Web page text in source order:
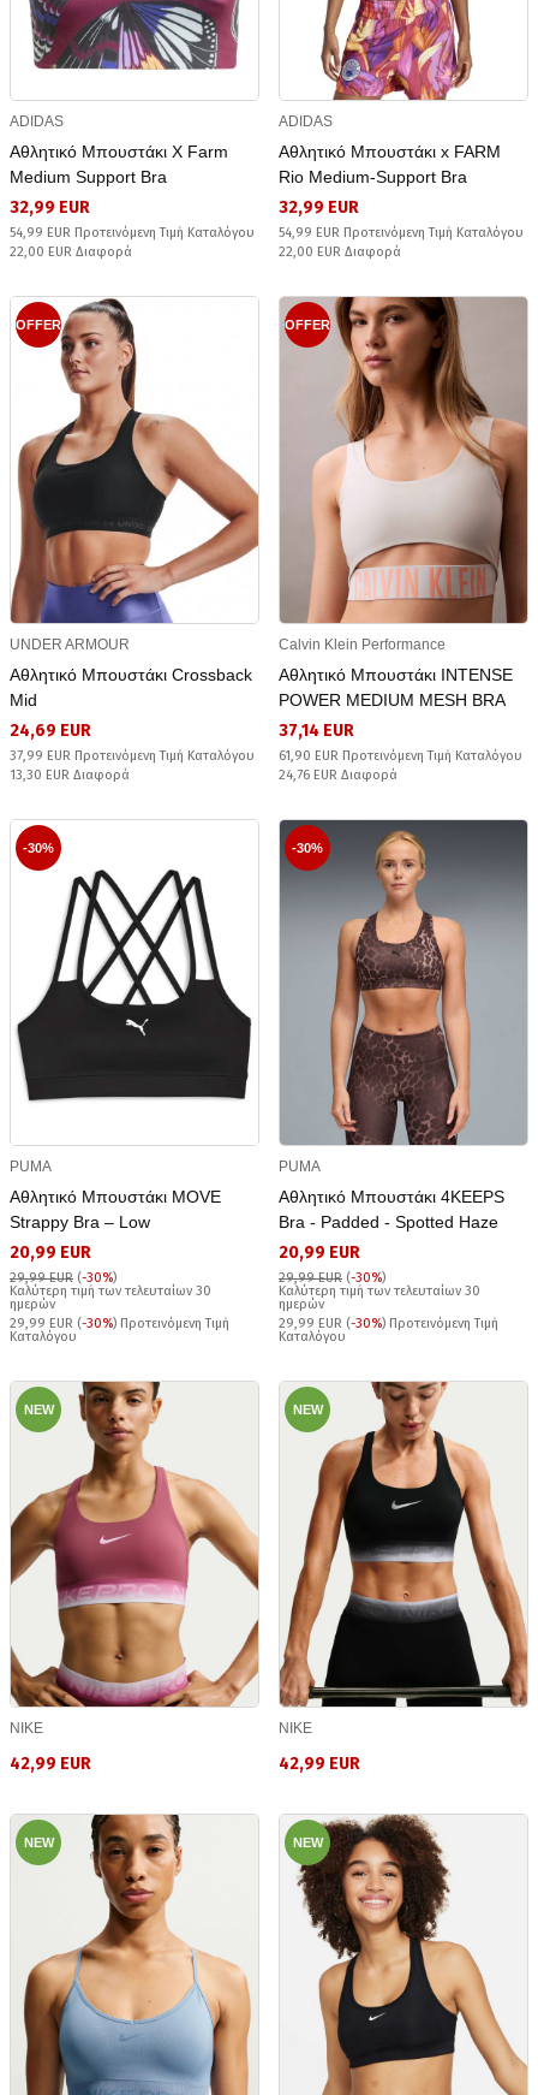
ADIDAS
Αθλητικό Μπουστάκι X Farm
Medium Support Bra
32,99 EUR
54,99 EUR Προτεινόμενη Τιμή Καταλόγου
22,00 EUR Διαφορά
ADIDAS
Αθλητικό Μπουστάκι x FARM
Rio Medium-Support Bra
32,99 EUR
54,99 EUR Προτεινόμενη Τιμή Καταλόγου
22,00 EUR Διαφορά
OFFER
UNDER ARMOUR
Αθλητικό Μπουστάκι Crossback
Mid
24,69 EUR
37,99 EUR Προτεινόμενη Τιμή Καταλόγου
13,30 EUR Διαφορά
OFFER
Calvin Klein Performance
Αθλητικό Μπουστάκι INTENSE
POWER MEDIUM MESH BRA
37,14 EUR
61,90 EUR Προτεινόμενη Τιμή Καταλόγου
24,76 EUR Διαφορά
-30%
PUMA
Αθλητικό Μπουστάκι MOVE
Strappy Bra – Low
20,99 EUR
29,99 EUR (-30%)
Καλύτερη τιμή των τελευταίων 30
ημερών
29,99 EUR (-30%) Προτεινόμενη Τιμή
Καταλόγου
-30%
PUMA
Αθλητικό Μπουστάκι 4KEEPS
Bra - Padded - Spotted Haze
20,99 EUR
29,99 EUR (-30%)
Καλύτερη τιμή των τελευταίων 30
ημερών
29,99 EUR (-30%) Προτεινόμενη Τιμή
Καταλόγου
NEW
NIKE
42,99 EUR
NEW
NIKE
42,99 EUR
NEW NEW